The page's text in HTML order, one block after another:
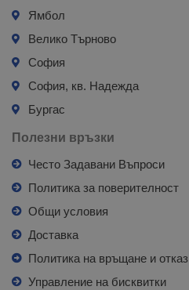
Ямбол
Велико Търново
София
София, кв. Надежда
Бургас
Полезни връзки
Често Задавани Въпроси
Политика за поверителност
Общи условия
Доставка
Политика на връщане и отказ
Управление на бисквитки